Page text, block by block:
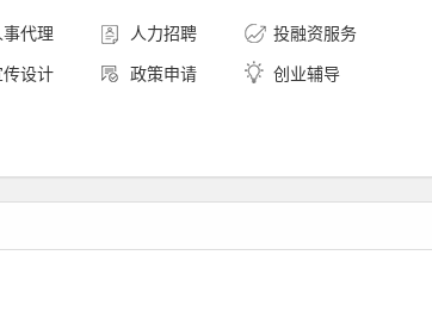
事代理 人力招聘 投融资服务
传设计 政策申请 创业辅导